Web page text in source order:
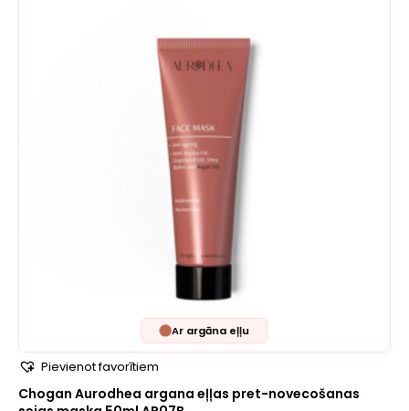
Ar argāna eļļu
Pievienot favorītiem
Chogan Aurodhea argana eļļas pret-novecošanas